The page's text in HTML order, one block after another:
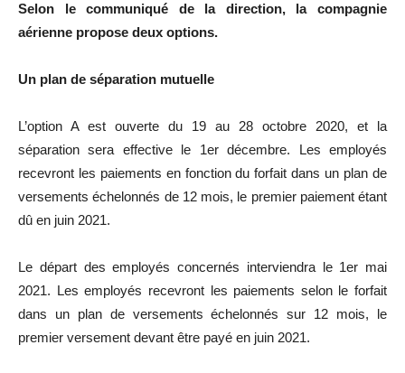
Selon le communiqué de la direction, la compagnie
aérienne propose deux options.
Un plan de séparation mutuelle
L’option A est ouverte du 19 au 28 octobre 2020, et la
séparation sera effective le 1er décembre. Les employés
recevront les paiements en fonction du forfait dans un plan de
versements échelonnés de 12 mois, le premier paiement étant
dû en juin 2021.
Le départ des employés concernés interviendra le 1er mai
2021. Les employés recevront les paiements selon le forfait
dans un plan de versements échelonnés sur 12 mois, le
premier versement devant être payé en juin 2021.